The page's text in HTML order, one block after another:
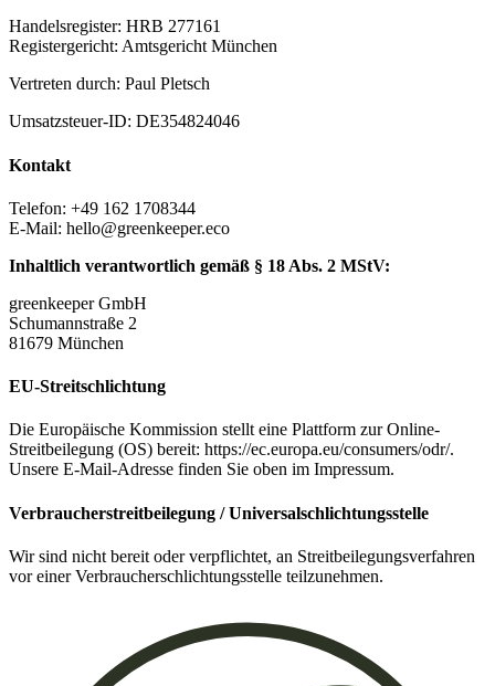
Handelsregister: HRB 277161
Registergericht: Amtsgericht München
Vertreten durch: Paul Pletsch
Umsatzsteuer-ID: DE354824046
Kontakt
Telefon: +49 162 1708344
E-Mail: hello@greenkeeper.eco
Inhaltlich verantwortlich gemäß § 18 Abs. 2 MStV:
greenkeeper GmbH
Schumannstraße 2
81679 München
EU-Streitschlichtung
Die Europäische Kommission stellt eine Plattform zur Online-
Streitbeilegung (OS) bereit: https://ec.europa.eu/consumers/odr/.
Unsere E-Mail-Adresse finden Sie oben im Impressum.
Verbraucherstreitbeilegung / Universalschlichtungsstelle
Wir sind nicht bereit oder verpflichtet, an Streitbeilegungsverfahren
vor einer Verbraucherschlichtungsstelle teilzunehmen.